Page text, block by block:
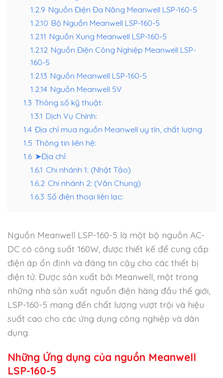
1.2.9 Nguồn Điện Đa Năng Meanwell LSP-160-5
1.2.10 Bộ Nguồn Meanwell LSP-160-5
1.2.11 Nguồn Xung Meanwell LSP-160-5
1.2.12 Nguồn Điện Công Nghiệp Meanwell LSP-
160-5
1.2.13 Nguồn Meanwell LSP-160-5
1.2.14 Nguồn Meanwell 5V
1.3 Thông số kỹ thuật:
1.3.1 Dịch Vụ Chính:
1.4 Địa chỉ mua nguồn Meanwell uy tín, chất lượng
1.5 Thông tin liên hệ:
1.6 ➤Địa chỉ:
1.6.1 Chi nhánh 1: (Nhật Tảo)
1.6.2 Chi nhánh 2: (Văn Chung)
1.6.3 Số điện thoại liên lạc:
Nguồn Meanwell LSP-160-5 là một bộ nguồn AC-
DC có công suất 160W, được thiết kế để cung cấp
điện áp ổn định và đáng tin cậy cho các thiết bị
điện tử. Được sản xuất bởi Meanwell, một trong
những nhà sản xuất nguồn điện hàng đầu thế giới,
LSP-160-5 mang đến chất lượng vượt trội và hiệu
suất cao cho các ứng dụng công nghiệp và dân
dụng.
Những Ứng dụng của nguồn Meanwell
LSP-160-5